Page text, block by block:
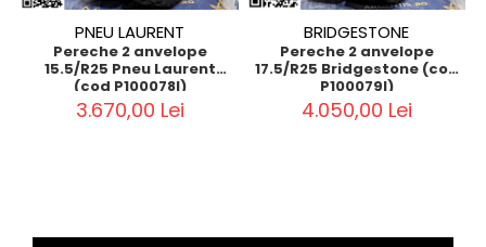
PNEU LAURENT
Pereche 2 anvelope
15.5/R25 Pneu Laurent
(cod P100078I)
3.670,00 Lei
BRIDGESTONE
Pereche 2 anvelope
17.5/R25 Bridgestone (cod
P100079I)
4.050,00 Lei